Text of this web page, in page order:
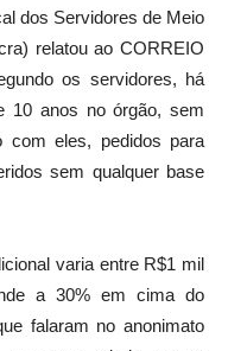
dos Servidores de Meio
relatou ao CORREIO
os servidores, há
10 anos no órgão, sem
com eles, pedidos para
sem qualquer base
varia entre R$1 mil
a 30% em cima do
falaram no anonimato